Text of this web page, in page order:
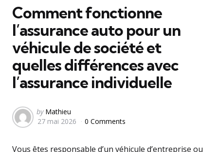
Comment fonctionne
l’assurance auto pour un
véhicule de société et
quelles différences avec
l’assurance individuelle
Posted
by
by Mathieu
27 mai 2026
0 Comments
Vous êtes responsable d’un véhicule d’entreprise ou